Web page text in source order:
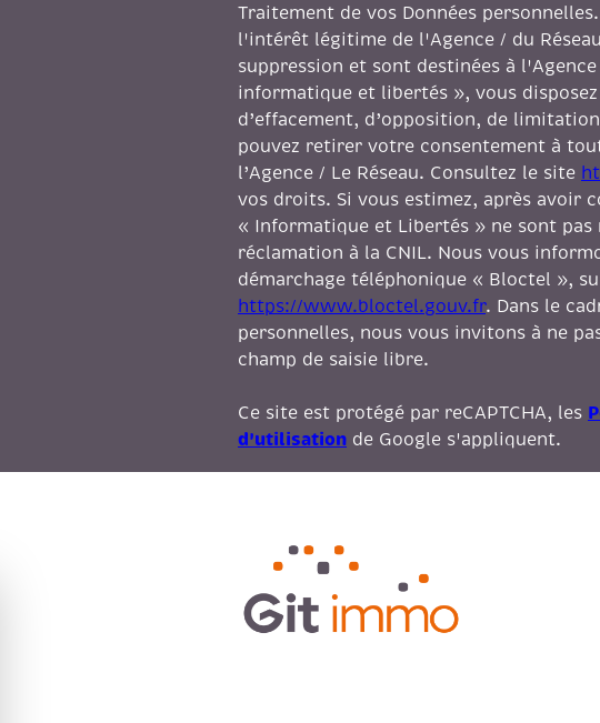
Traitement de vos Données
l'intérêt légitime de l'Agence / du
suppression et sont destinées à
informatique et libertés », vous
d’effacement, d’opposition, de
pouvez retirer votre consentement à
l’Agence / Le Réseau. Consultez le site
vos droits. Si vous estimez, après avoir
« Informatique et Libertés » ne sont pas
réclamation à la CNIL. Nous vous
démarchage téléphonique « Bloctel »,
https://www.bloctel.gouv.fr. Dans le
personnelles, nous vous invitons à ne
champ de saisie libre.
Ce site est protégé par reCAPTCHA, les
d'utilisation de Google s'appliquent.